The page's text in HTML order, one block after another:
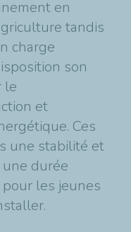
en
tandis
charge
son
le
et
Ces
une stabilité et
durée
les jeunes